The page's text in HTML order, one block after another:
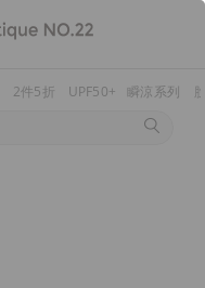
2件5折 UPF50+ 瞬涼系列